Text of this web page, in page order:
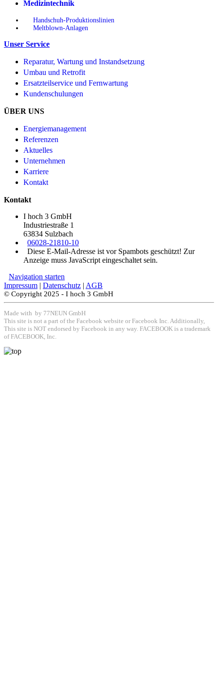
Medizintechnik
Handschuh-Produktionslinien
Meltblown-Anlagen
Unser Service
Reparatur, Wartung und Instandsetzung
Umbau und Retrofit
Ersatzteilservice und Fernwartung
Kundenschulungen
ÜBER UNS
Energiemanagement
Referenzen
Aktuelles
Unternehmen
Karriere
Kontakt
Kontakt
I hoch 3 GmbH
Industriestraße 1
63834 Sulzbach
06028-21810-10
Diese E-Mail-Adresse ist vor Spambots geschützt! Zur
Anzeige muss JavaScript eingeschaltet sein.
Navigation starten
Impressum | Datenschutz | AGB
© Copyright 2025 - I hoch 3 GmbH
Made with by 77NEUN GmbH
This site is not a part of the Facebook website or Facebook Inc. Additionally,
This site is NOT endorsed by Facebook in any way. FACEBOOK is a trademark
of FACEBOOK, Inc.